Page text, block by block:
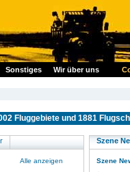
Sonstiges Wir über uns
Fluggebiete und 1881
Alle anzeigen
Szene
Szene